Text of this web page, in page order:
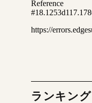
ランキング